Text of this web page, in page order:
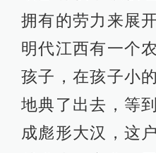
拥有的劳力来展
明代江西有一个
孩子，在孩子小
地典了出去，等
成彪形大汉，这